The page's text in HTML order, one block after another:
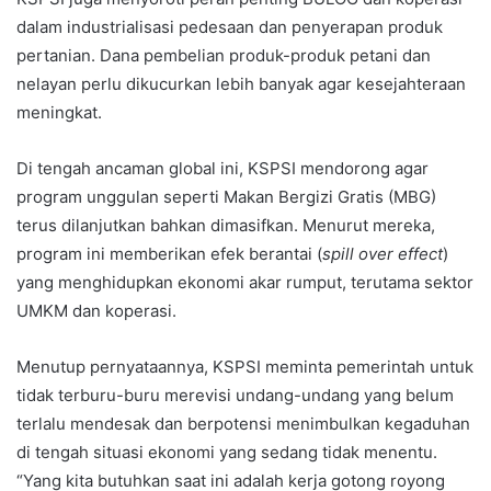
dalam industrialisasi pedesaan dan penyerapan produk
pertanian. Dana pembelian produk-produk petani dan
nelayan perlu dikucurkan lebih banyak agar kesejahteraan
meningkat.
Di tengah ancaman global ini, KSPSI mendorong agar
program unggulan seperti Makan Bergizi Gratis (MBG)
terus dilanjutkan bahkan dimasifkan. Menurut mereka,
program ini memberikan efek berantai (spill over effect)
yang menghidupkan ekonomi akar rumput, terutama sektor
UMKM dan koperasi.
Menutup pernyataannya, KSPSI meminta pemerintah untuk
tidak terburu-buru merevisi undang-undang yang belum
terlalu mendesak dan berpotensi menimbulkan kegaduhan
di tengah situasi ekonomi yang sedang tidak menentu.
“Yang kita butuhkan saat ini adalah kerja gotong royong